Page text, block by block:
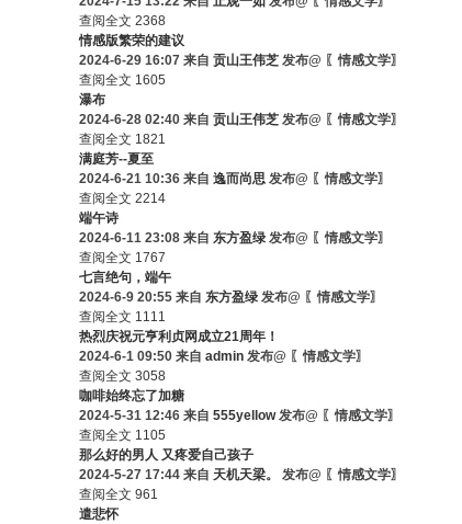
查阅全文 2368
情感版繁荣的建议
2024-6-29 16:07 来自 贡山王伟芝 发布@ 〖情感文学〗
查阅全文 1605
瀑布
2024-6-28 02:40 来自 贡山王伟芝 发布@ 〖情感文学〗
查阅全文 1821
满庭芳--夏至
2024-6-21 10:36 来自 逸而尚思 发布@ 〖情感文学〗
查阅全文 2214
端午诗
2024-6-11 23:08 来自 东方盈绿 发布@ 〖情感文学〗
查阅全文 1767
七言绝句，端午
2024-6-9 20:55 来自 东方盈绿 发布@ 〖情感文学〗
查阅全文 1111
热烈庆祝元亨利贞网成立21周年！
2024-6-1 09:50 来自 admin 发布@ 〖情感文学〗
查阅全文 3058
咖啡始终忘了加糖
2024-5-31 12:46 来自 555yellow发布@ 〖情感文学〗
查阅全文 1105
那么好的男人 又疼爱自己孩子
2024-5-27 17:44 来自 天机天梁。
发布@ 〖情感文学〗
查阅全文 961
遣悲怀